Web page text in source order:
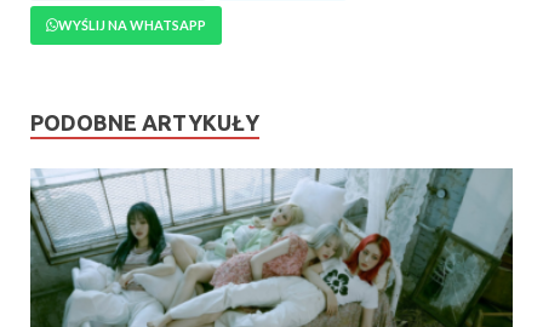
WYŚLIJ NA WHATSAPP
PODOBNE ARTYKUŁY